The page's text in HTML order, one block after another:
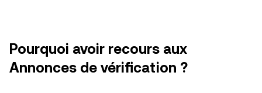
Pourquoi avoir recours aux
Annonces de vérification ?